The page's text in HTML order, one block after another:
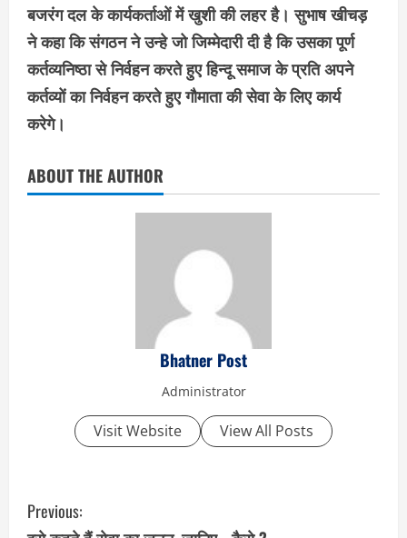
बजरंग दल के कार्यकर्ताओं में खुशी की लहर है। सुभाष खीचड़
ने कहा कि संगठन ने उन्हे जो जिम्मेदारी दी है कि उसका पूर्ण
कर्तव्यनिष्ठा से निर्वहन करते हुए हिन्दू समाज के प्रति अपने
कर्तव्यों का निर्वहन करते हुए गौमाता की सेवा के लिए कार्य
करेगे।
ABOUT THE AUTHOR
Bhatner Post
Administrator
Visit Website View All Posts
C
Previous: